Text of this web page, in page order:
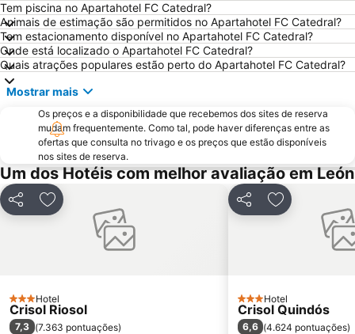
Tem piscina no Apartahotel FC Catedral?
Animais de estimação são permitidos no Apartahotel FC Catedral?
Tem estacionamento disponível no Apartahotel FC Catedral?
Onde está localizado o Apartahotel FC Catedral?
Quais atrações populares estão perto do Apartahotel FC Catedral?
Mostrar mais
Os preços e a disponibilidade que recebemos dos sites de reserva
mudam frequentemente. Como tal, pode haver diferenças entre as
ofertas que consulta no trivago e os preços que estão disponíveis
nos sites de reserva.
Um dos Hotéis com melhor avaliação em León
PartilharAdicionar aos favoritos
3 Estrelas
Hotel
Crisol Riosol
7,3 (7.363 pontuações)
PartilharAdicionar
3 Estrelas
Hotel
Crisol Quindós
6,6 (4.624 pontuações)